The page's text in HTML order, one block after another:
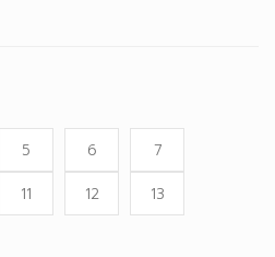
5 6
7
11 12
13